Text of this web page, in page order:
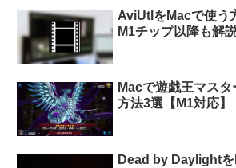
AviUtlをMacで使う
M1チップ以降も解
Macで遊戯王マス
方法3選【M1対応】
Dead by Daylight